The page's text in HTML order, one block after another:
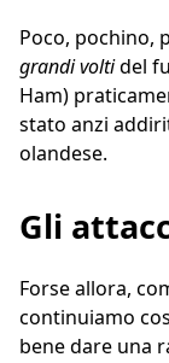
Poco, pochino,
grandi voltidel
Ham)
stato anzi
olandese.
Gli
Forse allora,
continuiamo
bene dare una